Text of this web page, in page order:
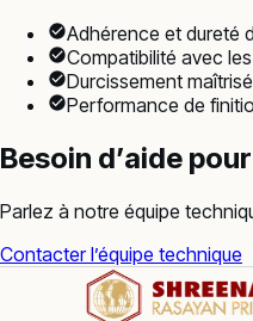
Adhérence et dureté
Compatibilité avec
Durcissement
Performance de
Besoin d’aide
Parlez à notre équipe
Contacter l’équipe technique